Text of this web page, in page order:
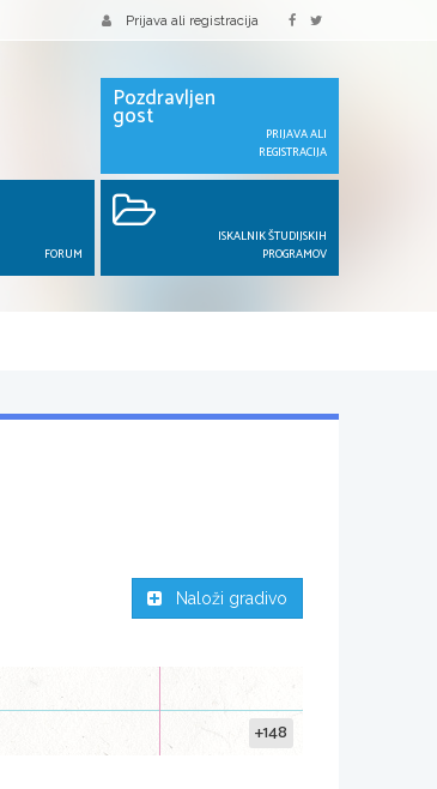
Prijava ali registracija
Pozdravljen
gost
PRIJAVA ALI
REGISTRACIJA
FORUM
ISKALNIK ŠTUDIJSKIH
PROGRAMOV
Naloži gradivo
+148